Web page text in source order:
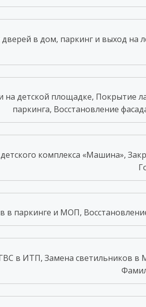
в дом, паркинг и выход
на детской площадке, Покрытие
паркинга, Восстановление
комплекса «Машина»,
в паркинге и МОП,
в ИТП, Замена светильников в